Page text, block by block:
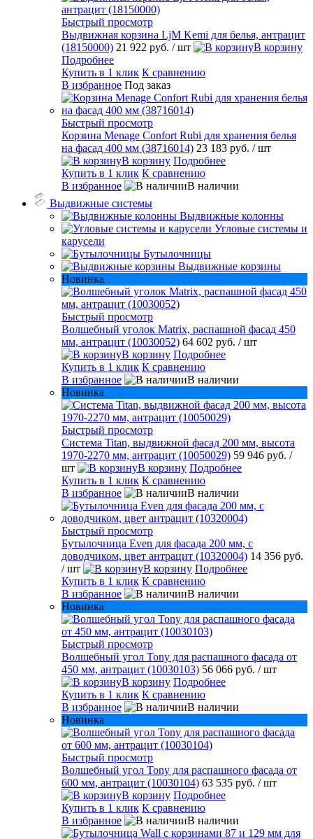
Быстрый просмотр
Выдвижная корзина LjM Kemi для белья, антрацит
(18150000) 21 922 руб. / шт
В корзину
Подробнее
Купить в 1 клик К сравнению
В избранное Под заказ
Быстрый просмотр
Корзина Menage Confort Rubi для хранения белья
на фасад 400 мм (38716014) 23 183 руб. / шт
В корзину Подробнее
Купить в 1 клик К сравнению
В избранное
В наличии
Выдвижные системы
Выдвижные колонны
Угловые системы и
карусели
Бутылочницы
Выдвижные корзины
Новинка
Быстрый просмотр
Волшебный уголок Matrix, распашной фасад 450
мм, антрацит (10030052) 64 602 руб. / шт
В корзину Подробнее
Купить в 1 клик К сравнению
В избранное
В наличии
Новинка
Быстрый просмотр
Система Titan, выдвижной фасад 200 мм, высота
1970-2270 мм, антрацит (10050029) 59 946 руб. /
шт
В корзину Подробнее
Купить в 1 клик К сравнению
В избранное
В наличии
Быстрый просмотр
Бутылочница Even для фасада 200 мм, с
доводчиком, цвет антрацит (10320004) 14 356 руб.
/ шт
В корзину Подробнее
Купить в 1 клик К сравнению
В избранное
В наличии
Новинка
Быстрый просмотр
Волшебный угол Tony для распашного фасада от
450 мм, антрацит (10030103) 56 066 руб. / шт
В корзину Подробнее
Купить в 1 клик К сравнению
В избранное
В наличии
Новинка
Быстрый просмотр
Волшебный угол Tony для распашного фасада от
600 мм, антрацит (10030104) 63 535 руб. / шт
В корзину Подробнее
Купить в 1 клик К сравнению
В избранное
В наличии